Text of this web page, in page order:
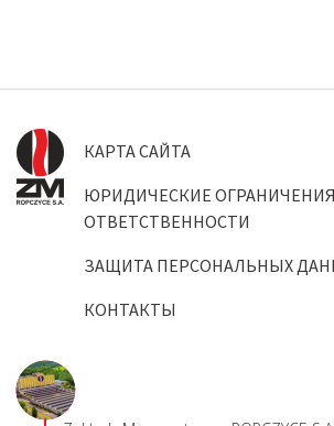
КАРТА САЙТА
ЮРИДИЧЕСКИЕ ОГРАНИЧЕНИЯ
ОТВЕТСТВЕННОСТИ
ЗАЩИТА ПЕРСОНАЛЬНЫХ
КОНТАКТЫ